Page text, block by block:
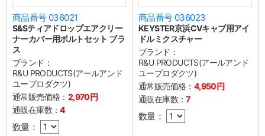
商品番号 036021
S&Sティアドロップエアクリー
ナーカバー用ボルトセット ブラ
ス
ブランド：
R&U PRODUCTS(アールアンド
ユープロダクツ)
通常販売価格： 2,970円
通販在庫数：4
数量：
商品番号 036023
KEYSTER京浜CVキャブ用アイ
ドルミクスチャー
ブランド：
R&U PRODUCTS(アールアンド
ユープロダクツ)
通常販売価格： 4,950円
通販在庫数：7
数量：